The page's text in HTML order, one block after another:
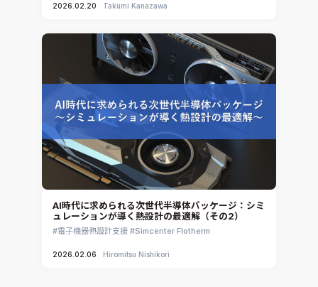
2026.02.20 Takumi Kanazawa
AI時代に求められる次世代半導体パッケージ：シミ
ュレーションが導く熱設計の最適解（その2）
電子機器熱設計支援 Simcenter Flotherm
2026.02.06 Hiromitsu Nishikori